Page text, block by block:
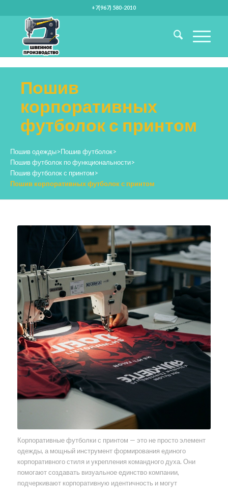
+7(967) 580-2010
Пошив
корпоративных
футболок с принтом
Пошив одежды>Пошив футболок>
Пошив футболок по функциональности>
Пошив футболок с принтом>
Пошив корпоративных футболок с принтом
Корпоративные футболки с принтом — это не просто элемент
одежды, а мощный инструмент формирования единого
корпоративного стиля и укрепления командного духа. Они
помогают создавать визуальное единство компании,
подчеркивают корпоративную идентичность и могут